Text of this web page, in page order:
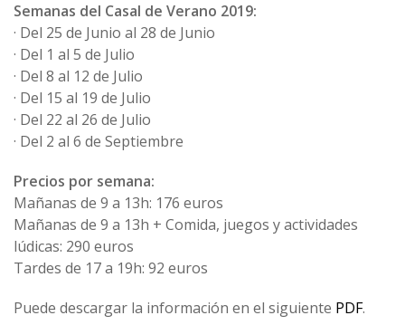
Semanas del Casal de Verano 2019:
· Del 25 de Junio ​​al 28 de Junio
· Del 1 al 5 de Julio
· Del 8 al 12 de Julio
· Del 15 al 19 de Julio
· Del 22 al 26 de Julio
· Del 2 al 6 de Septiembre
Precios por semana:
Mañanas de 9 a 13h: 176 euros
Mañanas de 9 a 13h + Comida, juegos y actividades
lúdicas: 290 euros
Tardes de 17 a 19h: 92 euros
Puede descargar la información en el siguiente PDF.